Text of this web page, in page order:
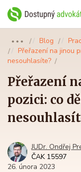
●●● Blog
Přeřazení na jinou
nesouhlasíte?
Přeřazení
pozici: co
JUDr. Ondřej
ČAK 15597
26. února 2023